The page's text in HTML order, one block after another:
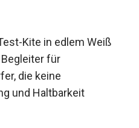
Kite in edlem Weiß
für
die keine
und Haltbarkeit